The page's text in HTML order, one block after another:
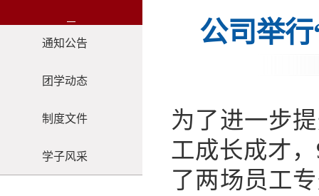
通知公告
团学动态
制度文件
学子风采
公司举
为了进一步
工成长成才
了两场员工